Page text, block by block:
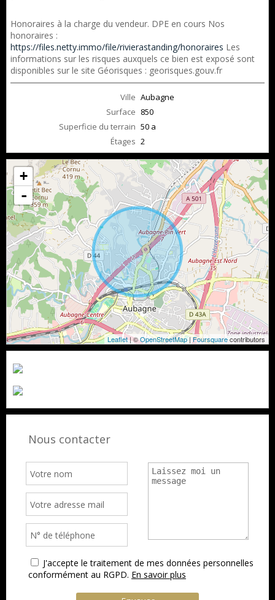
Honoraires à la charge du vendeur. DPE en cours Nos
honoraires :
https://files.netty.immo/file/rivierastanding/honoraires Les
informations sur les risques auxquels ce bien est exposé sont
disponibles sur le site Géorisques : georisques.gouv.fr
Ville Aubagne
Surface 850
Superficie du terrain 50 a
Étages 2
+
-
Leaflet| ©OpenStreetMap|Foursquarecontributors
Nous contacter
J'accepte le traitement de mes données personnelles
conformément au RGPD. En savoir plus